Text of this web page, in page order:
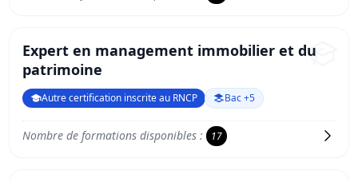
Expert en management immobilier et du
patrimoine
Autre certification inscrite au RNCP Bac +5
Nombre de formations disponibles : 17